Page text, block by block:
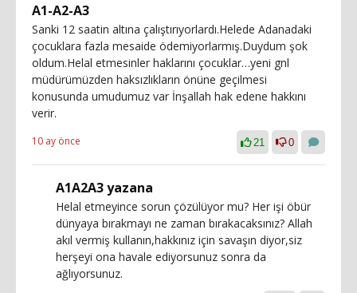
A1-A2-A3
Sanki 12 saatin altına çalıştırıyorlardı.Helede Adanadaki
çocuklara fazla mesaide ödemiyorlarmış.Duydum şok
oldum.Helal etmesinler haklarını çocuklar…yeni gnl
müdürümüzden haksızlıkların önüne geçilmesi
konusunda umudumuz var İnşallah hak edene hakkını
verir.
10 ay önce 21 0
A1A2A3 yazana
Helal etmeyince sorun çözülüyor mu? Her işi öbür
dünyaya bırakmayı ne zaman bırakacaksınız? Allah
akıl vermiş kullanın,hakkınız için savaşın diyor,siz
herşeyi ona havale ediyorsunuz sonra da
ağlıyorsunuz.